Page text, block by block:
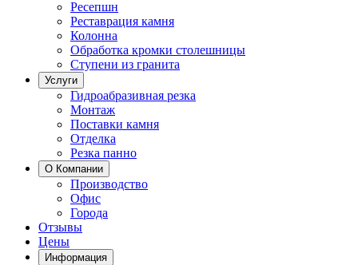
Ресепшн
Реставрация камня
Колонна
Обработка кромки столешницы
Ступени из гранита
Услуги
Гидроабразивная резка
Монтаж
Поставки камня
Отделка
Резка панно
О Компании
Производство
Офис
Города
Отзывы
Цены
Информация